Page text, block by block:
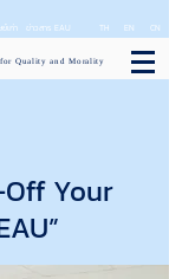
Quality and Morality
เก่า ข่าวสาร EAU TH EN CN
Off Your